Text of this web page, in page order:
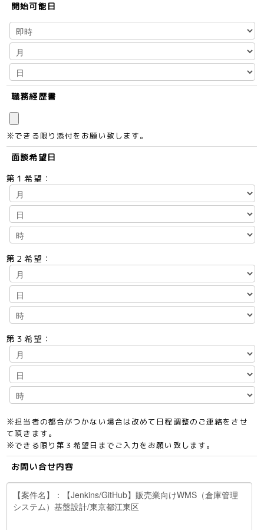
開始可能日
職務経歴書
※できる限り添付をお願い致します。
面談希望日
第１希望：
第２希望：
第３希望：
※担当者の都合がつかない場合は改めて日程調整のご連絡をさせ
て頂きます。
※できる限り第３希望日までご入力をお願い致します。
お問い合せ内容